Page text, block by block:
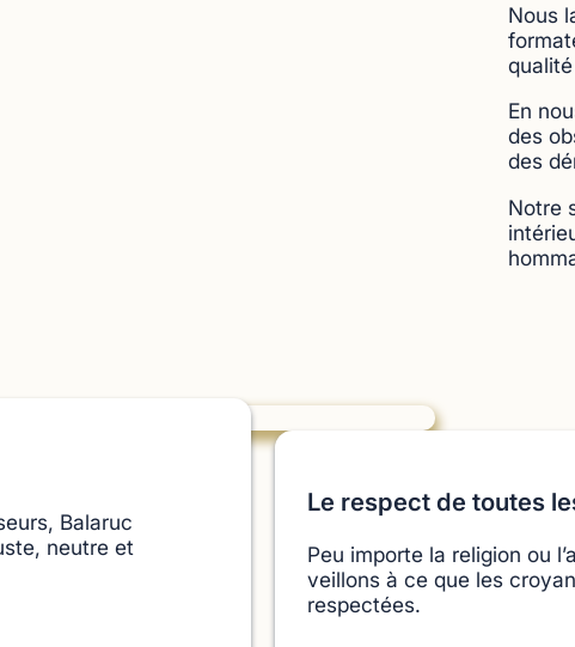
Nous
En
des
des
Notre
Balaruc
neutre et
Le respect de toutes
Peu importe la religion ou
veillons à ce que les
respectées.